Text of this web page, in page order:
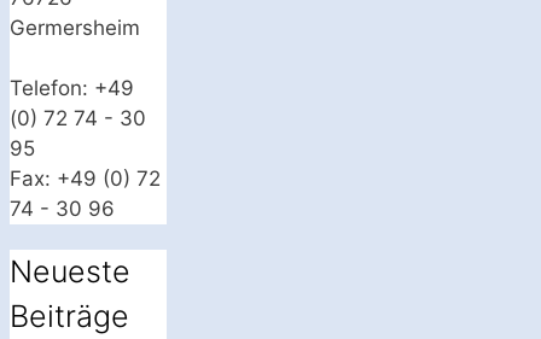
Germersheim
Telefon: +49
(0) 72 74 - 30
95
Fax: +49 (0) 72
74 - 30 96
Neueste
Beiträge